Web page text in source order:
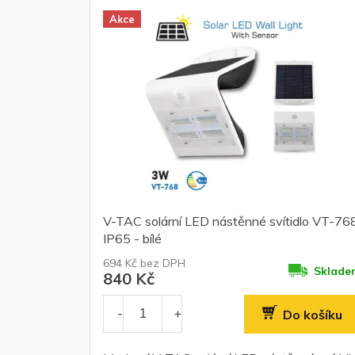
Akce
V-TAC solární LED nástěnné svítidlo VT-
IP65 - bílé
694 Kč bez DPH
840 Kč
Do košíku